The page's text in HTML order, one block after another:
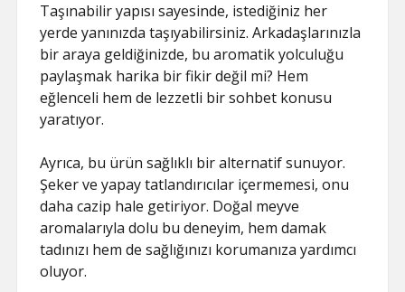
Taşınabilir yapısı sayesinde, istediğiniz her
yerde yanınızda taşıyabilirsiniz. Arkadaşlarınızla
bir araya geldiğinizde, bu aromatik yolculuğu
paylaşmak harika bir fikir değil mi? Hem
eğlenceli hem de lezzetli bir sohbet konusu
yaratıyor.
Ayrıca, bu ürün sağlıklı bir alternatif sunuyor.
Şeker ve yapay tatlandırıcılar içermemesi, onu
daha cazip hale getiriyor. Doğal meyve
aromalarıyla dolu bu deneyim, hem damak
tadınızı hem de sağlığınızı korumanıza yardımcı
oluyor.